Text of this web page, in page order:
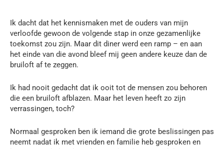
Ik dacht dat het kennismaken met de ouders van mijn
verloofde gewoon de volgende stap in onze gezamenlijke
toekomst zou zijn. Maar dit diner werd een ramp – en aan
het einde van die avond bleef mij geen andere keuze dan de
bruiloft af te zeggen.
Ik had nooit gedacht dat ik ooit tot de mensen zou behoren
die een bruiloft afblazen. Maar het leven heeft zo zijn
verrassingen, toch?
Normaal gesproken ben ik iemand die grote beslissingen pas
neemt nadat ik met vrienden en familie heb gesproken en